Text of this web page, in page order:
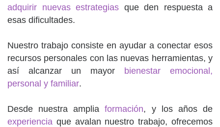
adquirir nuevas estrategias que den respuesta a
esas dificultades.
Nuestro trabajo consiste en ayudar a conectar esos
recursos personales con las nuevas herramientas, y
así alcanzar un mayor bienestar emocional,
personal y familiar.
Desde nuestra ampliaformación, y los años de
experiencia que avalan nuestro trabajo, ofrecemos